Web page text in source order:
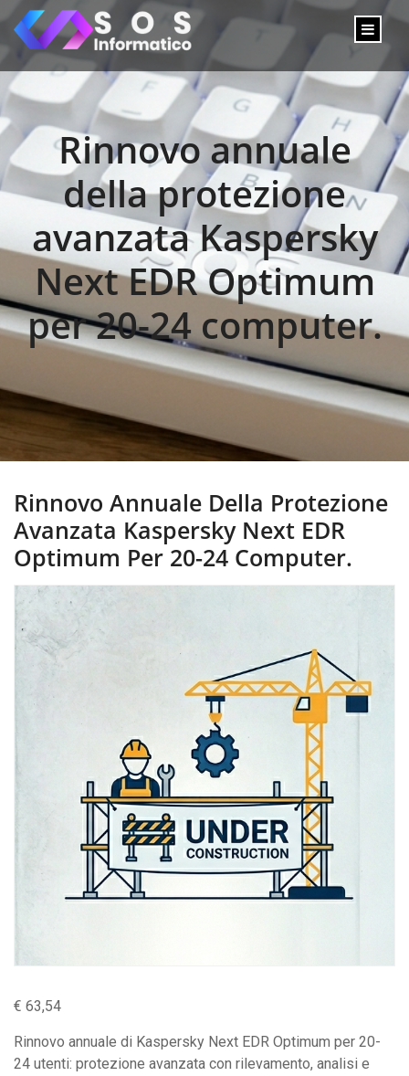
Rinnovo annuale
della protezione
avanzata Kaspersky
Next EDR Optimum
per 20-24 computer.
Rinnovo Annuale Della Protezione
Avanzata Kaspersky Next EDR
Optimum Per 20-24 Computer.
€ 63,54
Rinnovo annuale di Kaspersky Next EDR Optimum per 20-
24 utenti: protezione avanzata con rilevamento, analisi e